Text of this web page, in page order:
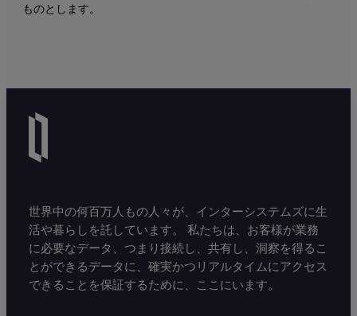
ものとします。
世界中の何百万人もの人々が、インターシステムズに生
活や暮らしを託しています。 私たちは、お客様が業務
に必要なデータ、つまり接続し、共有し、洞察を得るこ
とができるデータに、確実かつリアルタイムにアクセス
できることを保証するために、ここにいます。